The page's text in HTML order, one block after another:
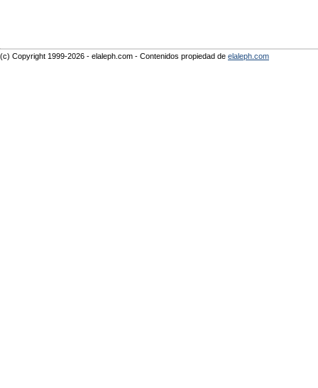
(c) Copyright 1999-2026 - elaleph.com - Contenidos propiedad de elaleph.com